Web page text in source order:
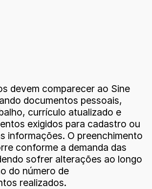
devem comparecer ao Sine
documentos pessoais,
currículo atualizado e
exigidos para cadastro ou
informações. O preenchimento
conforme a demanda das
sofrer alterações ao longo
do número de
realizados.